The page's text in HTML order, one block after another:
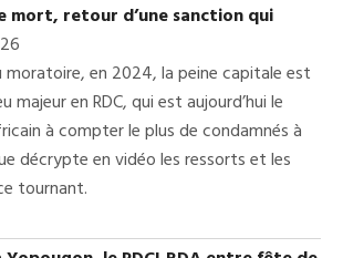
mort, retour d’une sanction qui
moratoire, en 2024, la peine capitale est
majeur en RDC, qui est aujourd’hui le
à compter le plus de condamnés à
décrypte en vidéo les ressorts et les
tournant.